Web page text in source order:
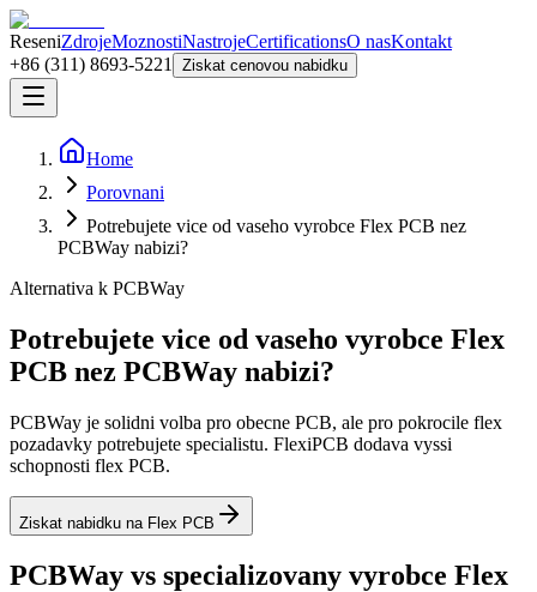
ReseniZdrojeMoznostiNastrojeCertificationsO nasKontakt
+86 (311) 8693-5221
Ziskat cenovou nabidku
Home
Porovnani
Potrebujete vice od vaseho vyrobce Flex PCB nez
PCBWay nabizi?
Alternativa k PCBWay
Potrebujete vice od vaseho vyrobce Flex
PCB nez PCBWay nabizi?
PCBWay je solidni volba pro obecne PCB, ale pro pokrocile flex
pozadavky potrebujete specialistu. FlexiPCB dodava vyssi
schopnosti flex PCB.
Ziskat nabidku na Flex PCB
PCBWay vs specializovany vyrobce Flex